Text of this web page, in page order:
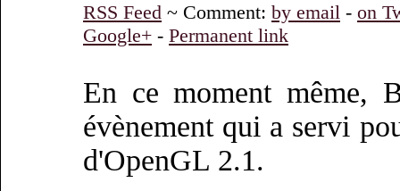
RSS Feed ~ Comment: by email - on
Google+ - Permanent link
En ce moment même,
évènement qui a servi
d'OpenGL 2.1.